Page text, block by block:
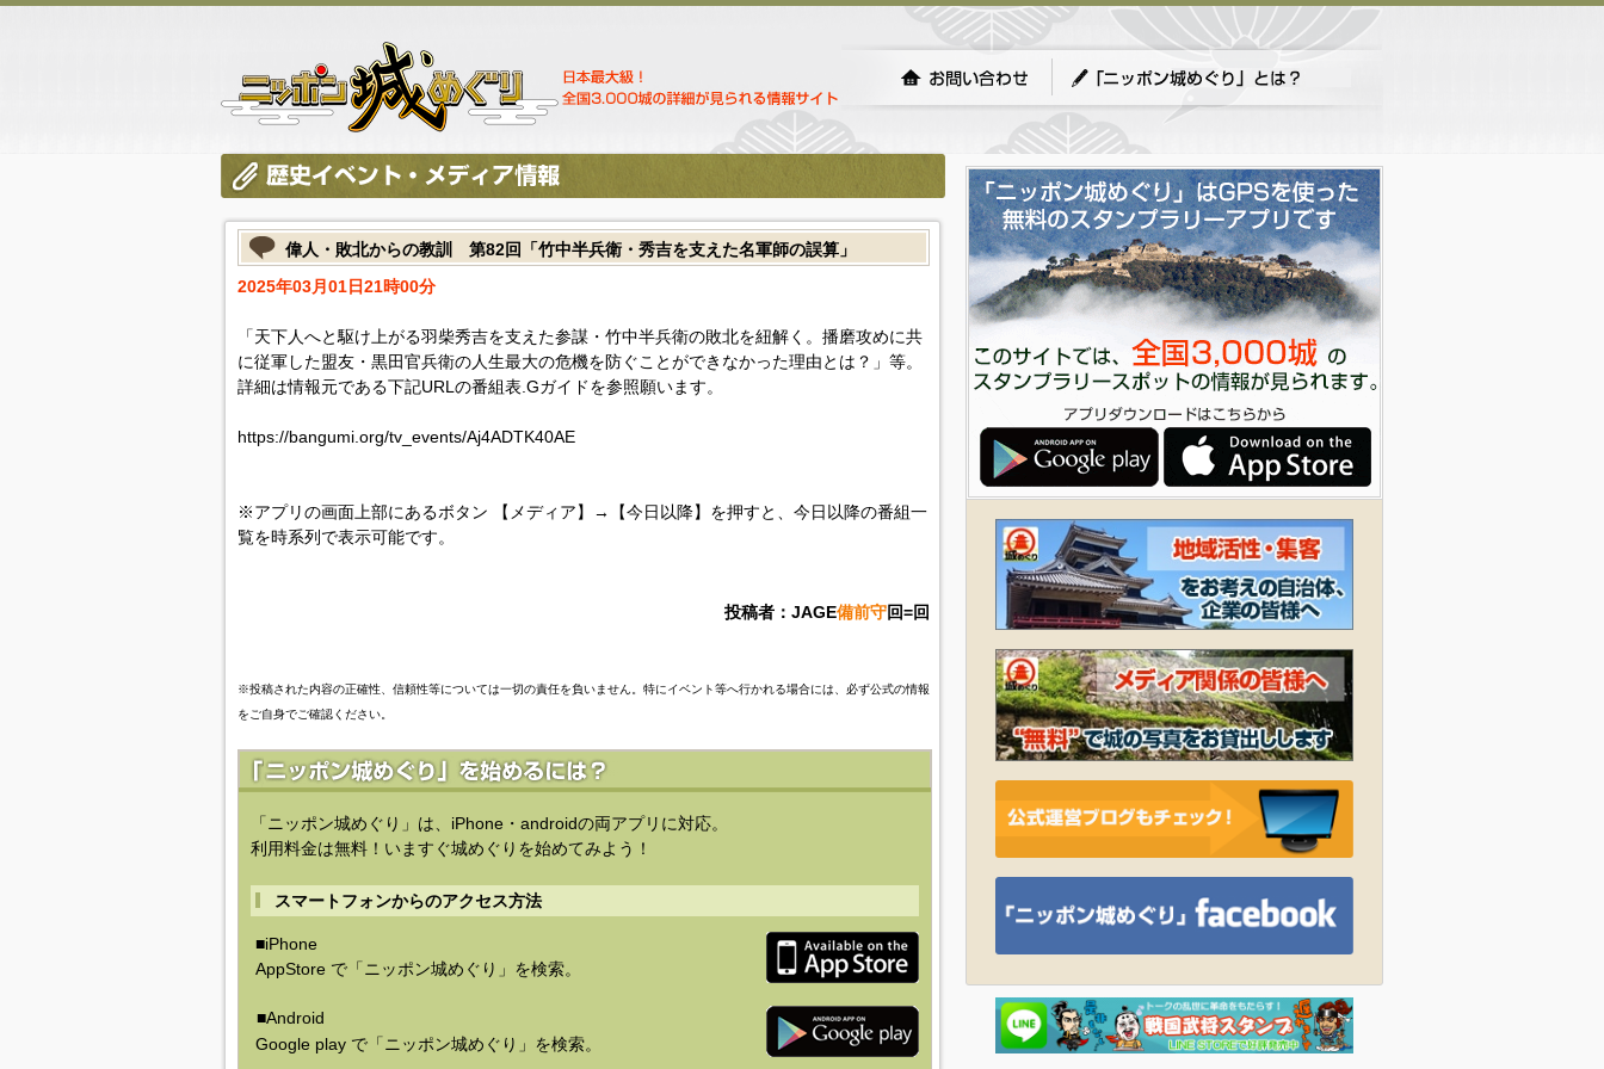
偉人・敗北からの教訓 第82回「竹中半兵衛・秀吉を支えた名軍師の誤算」
2025年03月01日21時00分
「天下人へと駆け上がる羽柴秀吉を支えた参謀・竹中半兵衛の敗北を紐解く。播磨攻めに共
に従軍した盟友・黒田官兵衛の人生最大の危機を防ぐことができなかった理由とは？」等。
詳細は情報元である下記URLの番組表.Gガイドを参照願います。
https://bangumi.org/tv_events/Aj4ADTK40AE
※アプリの画面上部にあるボタン 【メディア】→【今日以降】を押すと、今日以降の番組一
覧を時系列で表示可能です。
投稿者：JAGE備前守回=回
※投稿された内容の正確性、信頼性等については一切の責任を負いません。特にイベント等へ行かれる場合には、必ず公式の情報
をご自身でご確認ください。
「ニッポン城めぐり」は、iPhone・androidの両アプリに対応。
利用料金は無料！いますぐ城めぐりを始めてみよう！
スマートフォンからのアクセス方法
■iPhone
AppStore で「ニッポン城めぐり」を検索。
■Android
Google play で「ニッポン城めぐり」を検索。